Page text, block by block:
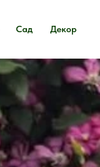
Сад Декор